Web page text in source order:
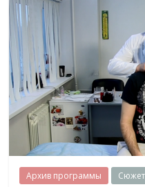
Архив программы